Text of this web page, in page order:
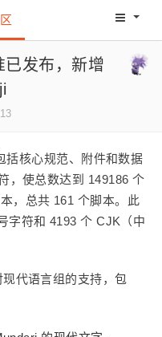
码农网
发布，新增
括核心规范、附件和数据
，使总数达到 149186 个
，总共 161 个脚本。此
字符和 4193 个 CJK（中
代语言组的支持，包